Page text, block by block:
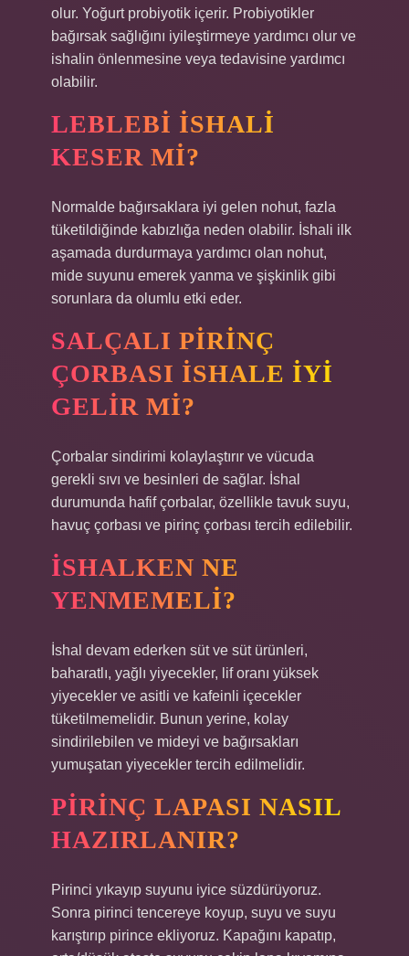
olur. Yoğurt probiyotik içerir. Probiyotikler
bağırsak sağlığını iyileştirmeye yardımcı olur ve
ishalin önlenmesine veya tedavisine yardımcı
olabilir.
LEBLEBI ISHALI
KESER MI?
Normalde bağırsaklara iyi gelen nohut, fazla
tüketildiğinde kabızlığa neden olabilir. İshali ilk
aşamada durdurmaya yardımcı olan nohut,
mide suyunu emerek yanma ve şişkinlik gibi
sorunlara da olumlu etki eder.
SALÇALI PIRINÇ
ÇORBASI ISHALE IYI
GELIR MI?
Çorbalar sindirimi kolaylaştırır ve vücuda
gerekli sıvı ve besinleri de sağlar. İshal
durumunda hafif çorbalar, özellikle tavuk suyu,
havuç çorbası ve pirinç çorbası tercih edilebilir.
İSHALKEN NE
YENMEMELI?
İshal devam ederken süt ve süt ürünleri,
baharatlı, yağlı yiyecekler, lif oranı yüksek
yiyecekler ve asitli ve kafeinli içecekler
tüketilmemelidir. Bunun yerine, kolay
sindirilebilen ve mideyi ve bağırsakları
yumuşatan yiyecekler tercih edilmelidir.
PIRINÇ LAPASI NASIL
HAZIRLANIR?
Pirinci yıkayıp suyunu iyice süzdürüyoruz.
Sonra pirinci tencereye koyup, suyu ve suyu
karıştırıp pirince ekliyoruz. Kapağını kapatıp,